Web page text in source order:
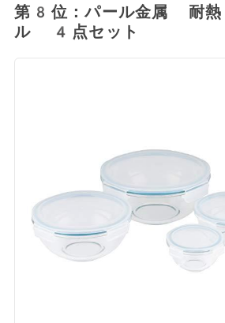
第8位：パール金属 耐
ル 4点セット